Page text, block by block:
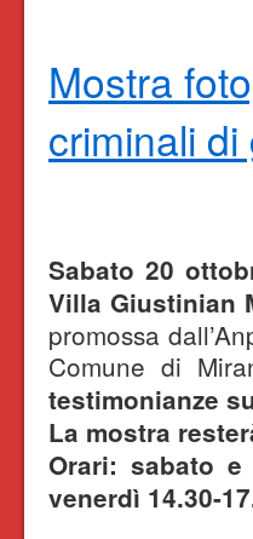
Mostra
criminali
Sabato 20
Villa Giustinian
promossa
Comune di
testimonianze
La mostra
Orari: sabato e
venerdì 14.30-